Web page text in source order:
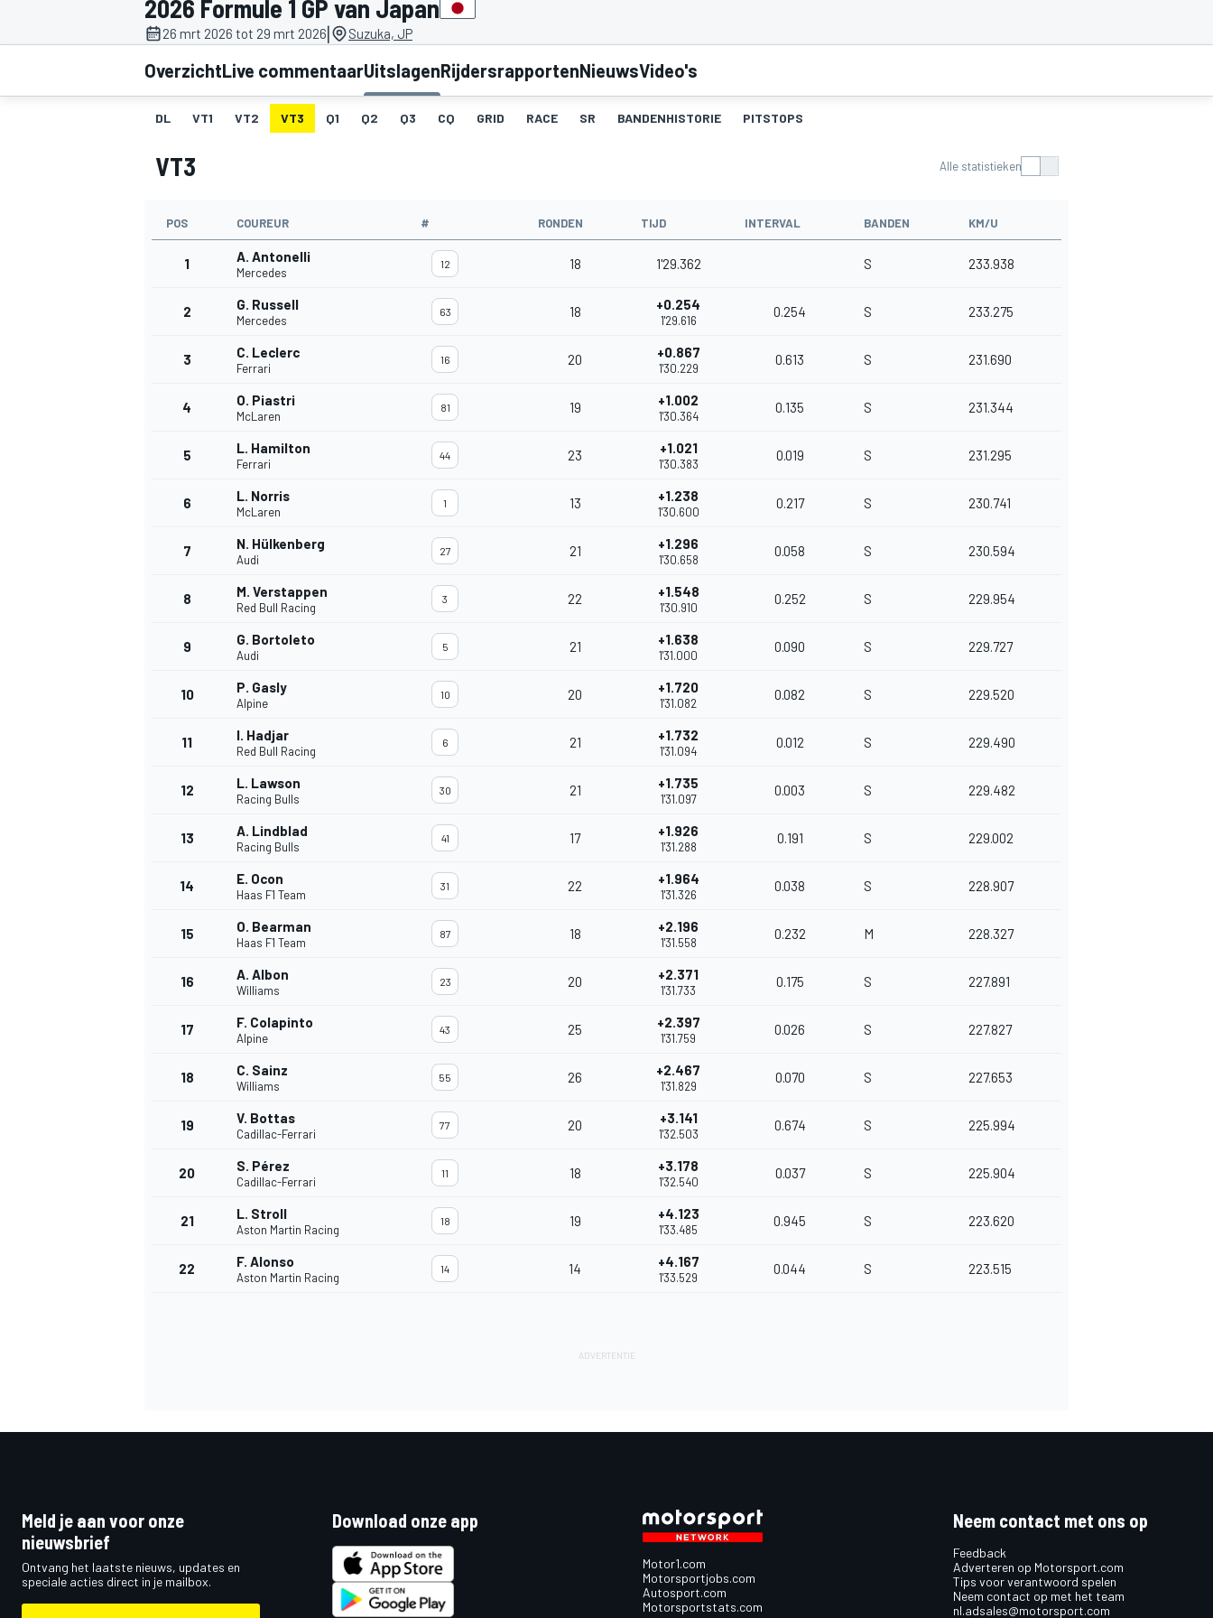
2026 Formule 1 GP van Japan
26 mrt 2026 tot 29 mrt 2026| Suzuka, JP
OverzichtLive commentaarUitslagenRijdersrapportenNieuwsVideo's
DL VT1 VT2 VT3 Q1 Q2 Q3 CQ GRID RACE SR BANDENHISTORIE PITSTOPS
VT3 Alle statistieken
POS COUREUR # RONDEN TIJD INTERVAL BANDEN KM/U
1 A. Antonelli
Mercedes
12 18 1'29.362 S 233.938
2 G. Russell
Mercedes
63 18 +0.254
1'29.616
0.254 S 233.275
3 C. Leclerc
Ferrari
16 20 +0.867
1'30.229
0.613 S 231.690
4 O. Piastri
McLaren
81 19 +1.002
1'30.364
0.135 S 231.344
5 L. Hamilton
Ferrari
44 23 +1.021
1'30.383
0.019 S 231.295
6 L. Norris
McLaren
1 13 +1.238
1'30.600
0.217 S 230.741
7 N. Hülkenberg
Audi
27 21 +1.296
1'30.658
0.058 S 230.594
8 M. Verstappen
Red Bull Racing
3 22 +1.548
1'30.910
0.252 S 229.954
9 G. Bortoleto
Audi
5 21 +1.638
1'31.000
0.090 S 229.727
10 P. Gasly
Alpine
10 20 +1.720
1'31.082
0.082 S 229.520
11 I. Hadjar
Red Bull Racing
6 21 +1.732
1'31.094
0.012 S 229.490
12 L. Lawson
Racing Bulls
30 21 +1.735
1'31.097
0.003 S 229.482
13 A. Lindblad
Racing Bulls
41 17 +1.926
1'31.288
0.191 S 229.002
14 E. Ocon
Haas F1 Team
31 22 +1.964
1'31.326
0.038 S 228.907
15 O. Bearman
Haas F1 Team
87 18 +2.196
1'31.558
0.232 M 228.327
16 A. Albon
Williams
23 20 +2.371
1'31.733
0.175 S 227.891
17 F. Colapinto
Alpine
43 25 +2.397
1'31.759
0.026 S 227.827
18 C. Sainz
Williams
55 26 +2.467
1'31.829
0.070 S 227.653
19 V. Bottas
Cadillac-Ferrari
77 20 +3.141
1'32.503
0.674 S 225.994
20 S. Pérez
Cadillac-Ferrari
11 18 +3.178
1'32.540
0.037 S 225.904
21 L. Stroll
Aston Martin Racing
18 19 +4.123
1'33.485
0.945 S 223.620
22 F. Alonso
Aston Martin Racing
14 14 +4.167
1'33.529
0.044 S 223.515
Meld je aan voor onze
nieuwsbrief
Ontvang het laatste nieuws, updates en
speciale acties direct in je mailbox.
Download onze app
Motor1.com
Motorsportjobs.com
Autosport.com
Motorsportstats.com
Neem contact met ons op
Feedback
Adverteren op Motorsport.com
Tips voor verantwoord spelen
Neem contact op met het team
nl.adsales@motorsport.com